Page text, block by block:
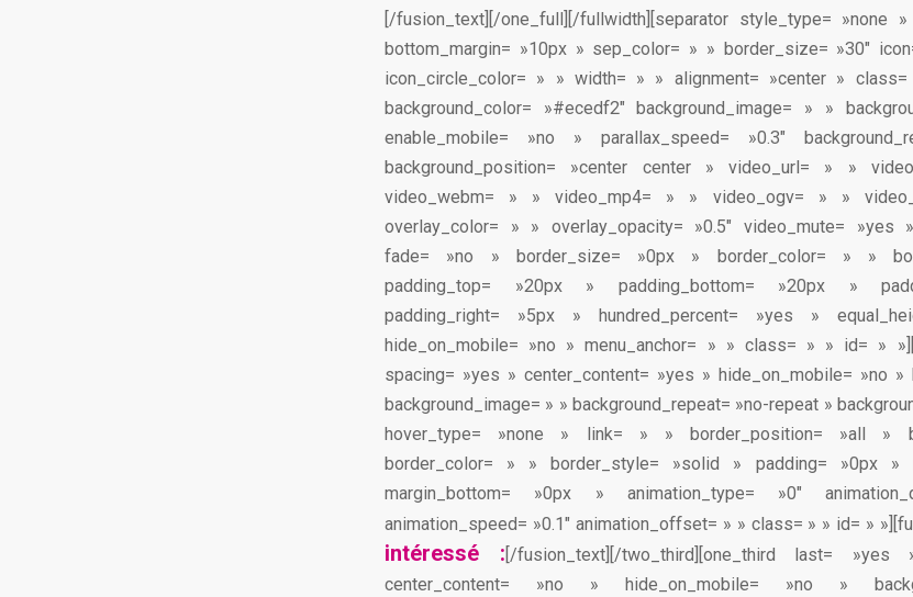
[/fusion_text][/one_full][/fullwidth][separator style_type= »none
bottom_margin= »10px » sep_color= » » border_size= »30″
icon_circle_color= » » width= » » alignment= »center »
background_color= »#ecedf2″ background_image= » »
enable_mobile= »no » parallax_speed= »0.3″
background_position= »center center » video_url= » »
video_webm= » » video_mp4= » » video_ogv= » »
overlay_color= » » overlay_opacity= »0.5″ video_mute= »yes
fade= »no » border_size= »0px » border_color= » »
padding_top= »20px » padding_bottom= »20px »
padding_right= »5px » hundred_percent= »yes »
hide_on_mobile= »no » menu_anchor= » » class= » » id= »
spacing= »yes » center_content= »yes » hide_on_mobile= »no »
background_image= » » background_repeat= »no-repeat »
hover_type= »none » link= » » border_position= »all »
border_color= » » border_style= »solid » padding= »0px »
margin_bottom= »0px » animation_type= »0″
animation_speed= »0.1″ animation_offset= » » class= » » id= »
intéressé :[/fusion_text][/two_third][one_third last=
center_content= »no » hide_on_mobile= »no »